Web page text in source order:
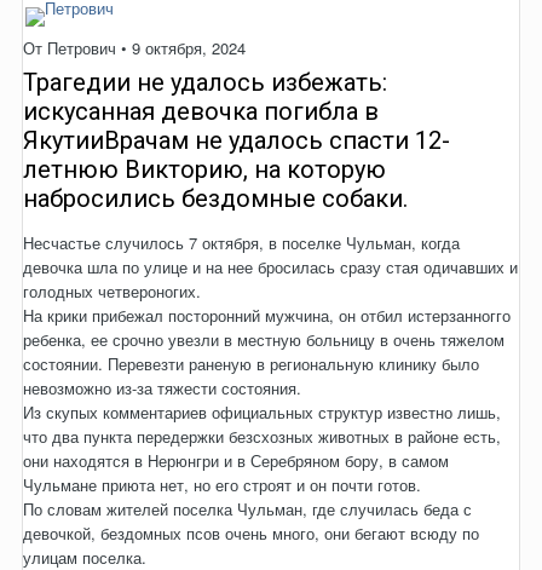
От Петрович • 9 октября, 2024
Трагедии не удалось избежать:
искусанная девочка погибла в
ЯкутииВрачам не удалось спасти 12-
летнюю Викторию, на которую
набросились бездомные собаки.
Несчастье случилось 7 октября, в поселке Чульман, когда
девочка шла по улице и на нее бросилась сразу стая одичавших и
голодных четвероногих.
На крики прибежал посторонний мужчина, он отбил истерзанногго
ребенка, ее срочно увезли в местную больницу в очень тяжелом
состоянии. Перевезти раненую в региональную клинику было
невозможно из-за тяжести состояния.
Из скупых комментариев официальных структур известно лишь,
что два пункта передержки безсхозных животных в районе есть,
они находятся в Нерюнгри и в Серебряном бору, в самом
Чульмане приюта нет, но его строят и он почти готов.
По словам жителей поселка Чульман, где случилась беда с
девочкой, бездомных псов очень много, они бегают всюду по
улицам поселка.